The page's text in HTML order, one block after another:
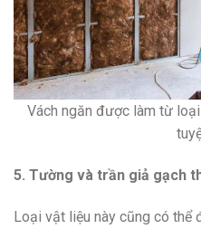
Vách ngăn được làm từ
5. Tường và trần giả gạch
Loại vật liệu này cũng có